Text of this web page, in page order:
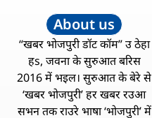
About us
“खबर भोजपुरी डॉट कॉम” उ ठेहा
हs, जवना के सुरुआत बरिस
2016 में भइल। सुरुआत के बेरे से
‘खबर भोजपुरी’ हर खबर रउआ
सभन तक राउरे भाषा ‘भोजपुरी’ में